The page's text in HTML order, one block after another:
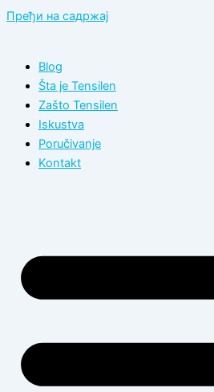
Пређи на садржај
Blog
Šta je Tensilen
Zašto Tensilen
Iskustva
Poručivanje
Kontakt